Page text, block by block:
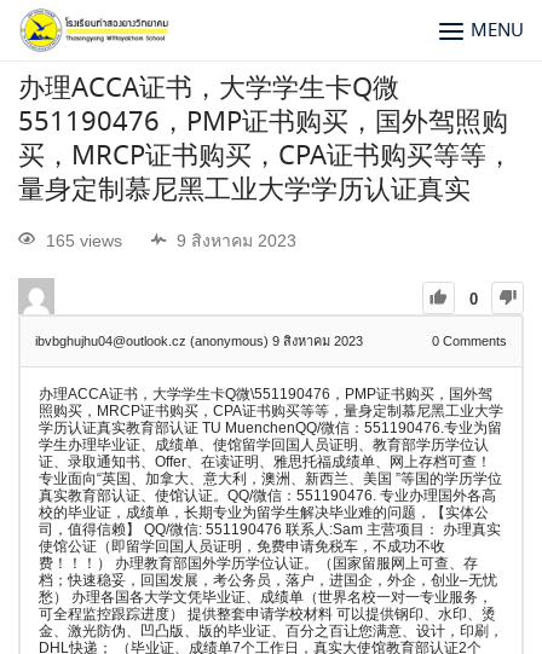
MENU
办理ACCA证书，大学学生卡Q微
551190476，PMP证书购买，国外驾照购
买，MRCP证书购买，CPA证书购买等等，
量身定制慕尼黑工业大学学历认证真实
165 views 9 สิงหาคม 2023
0
ibvbghujhu04@outlook.cz (anonymous) 9 สิงหาคม 2023 0 Comments
办理ACCA证书，大学学生卡Q微\551190476，PMP证书购买，国外驾
照购买，MRCP证书购买，CPA证书购买等等，量身定制慕尼黑工业大学
学历认证真实教育部认证 TU MuenchenQQ/微信：551190476.专业为留
学生办理毕业证、成绩单、使馆留学回国人员证明、教育部学历学位认
证、录取通知书、Offer、在读证明、雅思托福成绩单、网上存档可查！
专业面向“英国、加拿大、意大利，澳洲、新西兰、美国 ”等国的学历学位
真实教育部认证、使馆认证。QQ/微信：551190476. 专业办理国外各高
校的毕业证，成绩单，长期专业为留学生解决毕业难的问题，【实体公
司，值得信赖】 QQ/微信: 551190476 联系人:Sam 主营项目： 办理真实
使馆公证（即留学回国人员证明，免费申请免税车，不成功不收
费！！！） 办理教育部国外学历学位认证。（国家留服网上可查、存
档；快速稳妥，回国发展，考公务员，落户，进国企，外企，创业–无忧
愁） 办理各国各大学文凭毕业证、成绩单（世界名校一对一专业服务，
可全程监控跟踪进度） 提供整套申请学校材料 可以提供钢印、水印、烫
金、激光防伪、凹凸版、版的毕业证、百分之百让您满意、设计，印刷，
DHL快递； （毕业证、成绩单7个工作日，真实大使馆教育部认证2个